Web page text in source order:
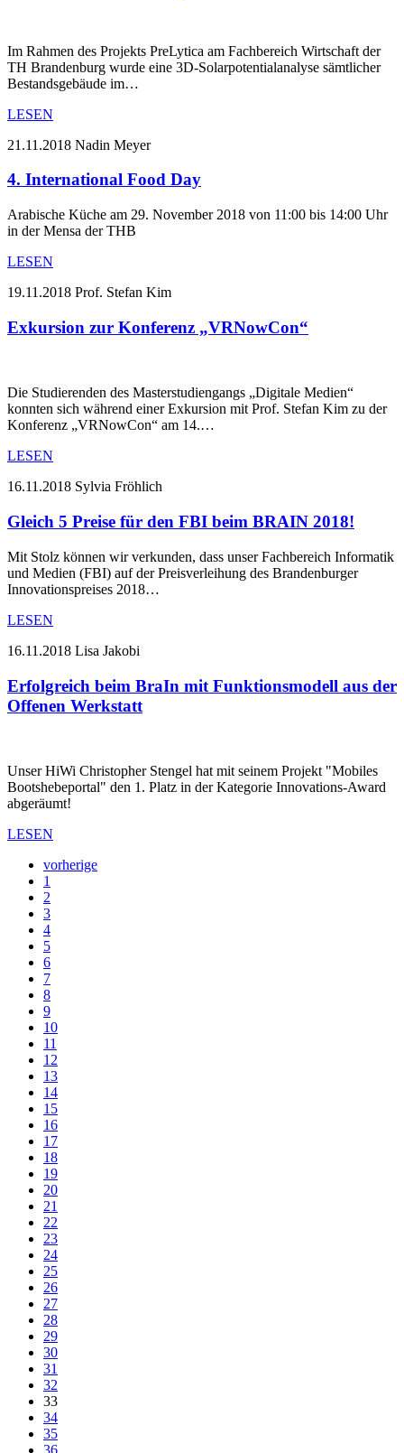
Im Rahmen des Projekts PreLytica am Fachbereich Wirtschaft der
TH Brandenburg wurde eine 3D-Solarpotentialanalyse sämtlicher
Bestandsgebäude im…
LESEN
21.11.2018 Nadin Meyer
4. International Food Day
Arabische Küche am 29. November 2018 von 11:00 bis 14:00 Uhr
in der Mensa der THB
LESEN
19.11.2018 Prof. Stefan Kim
Exkursion zur Konferenz „VRNowCon“
Die Studierenden des Masterstudiengangs „Digitale Medien“
konnten sich während einer Exkursion mit Prof. Stefan Kim zu der
Konferenz „VRNowCon“ am 14.…
LESEN
16.11.2018 Sylvia Fröhlich
Gleich 5 Preise für den FBI beim BRAIN 2018!
Mit Stolz können wir verkunden, dass unser Fachbereich Informatik
und Medien (FBI) auf der Preisverleihung des Brandenburger
Innovationspreises 2018…
LESEN
16.11.2018 Lisa Jakobi
Erfolgreich beim BraIn mit Funktionsmodell aus der
Offenen Werkstatt
Unser HiWi Christopher Stengel hat mit seinem Projekt "Mobiles
Bootshebeportal" den 1. Platz in der Kategorie Innovations-Award
abgeräumt!
LESEN
vorherige
1
2
3
4
5
6
7
8
9
10
11
12
13
14
15
16
17
18
19
20
21
22
23
24
25
26
27
28
29
30
31
32
33
34
35